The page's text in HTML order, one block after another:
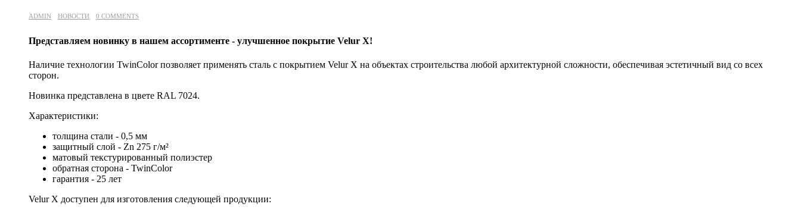
ADMIN НОВОСТИ 0 COMMENTS
Представляем новинку в нашем ассортименте - улучшенное покрытие Velur X!
Наличие технологии TwinColor позволяет применять сталь с покрытием Velur X на объектах строительства любой архитектурной сложности, обеспечивая эстетичный вид со всех
сторон.
Новинка представлена в цвете RAL 7024.
Характеристики:
толщина стали - 0,5 мм
защитный слой - Zn 275 г/м²
матовый текстурированный полиэстер
обратная сторона - TwinColor
гарантия - 25 лет
Velur X доступен для изготовления следующей продукции: